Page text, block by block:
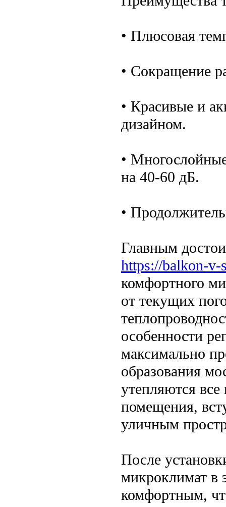
• Плюсовая
• Сокращение
• Красивые и
дизайном.
•
на 40-60 дБ.
•
Главным
https://balkon-v-
комфортного
от текущих
особенности
максимально
образования
утепляются
помещения,
уличным
После
микроклимат в
комфортным,